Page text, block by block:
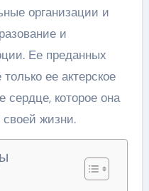
организации и
и
Ее преданных
ее актерское
сердце, которое она
жизни.